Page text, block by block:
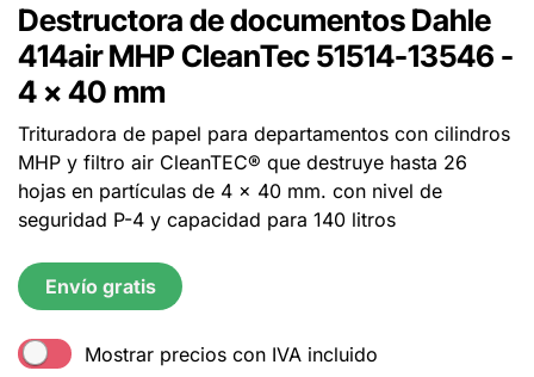
Destructora de documentos Dahle
414air MHP CleanTec 51514-13546 -
4 x 40 mm
Trituradora de papel para departamentos con cilindros
MHP y filtro air CleanTEC® que destruye hasta 26
hojas en partículas de 4 x 40 mm. con nivel de
seguridad P-4 y capacidad para 140 litros
Envío gratis
Mostrar precios con IVA incluido